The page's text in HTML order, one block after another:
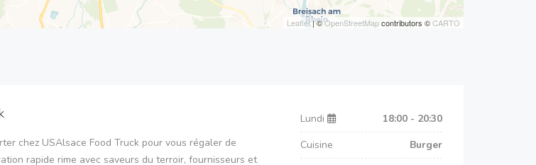
Leaflet| ©OpenStreetMapcontributors ©CARTO
chez USAlsace Food Truck pour vous régaler de
rapide rime avec saveurs du terroir, fournisseurs et
Lundi
18:00 - 20:30
Cuisine
Burger